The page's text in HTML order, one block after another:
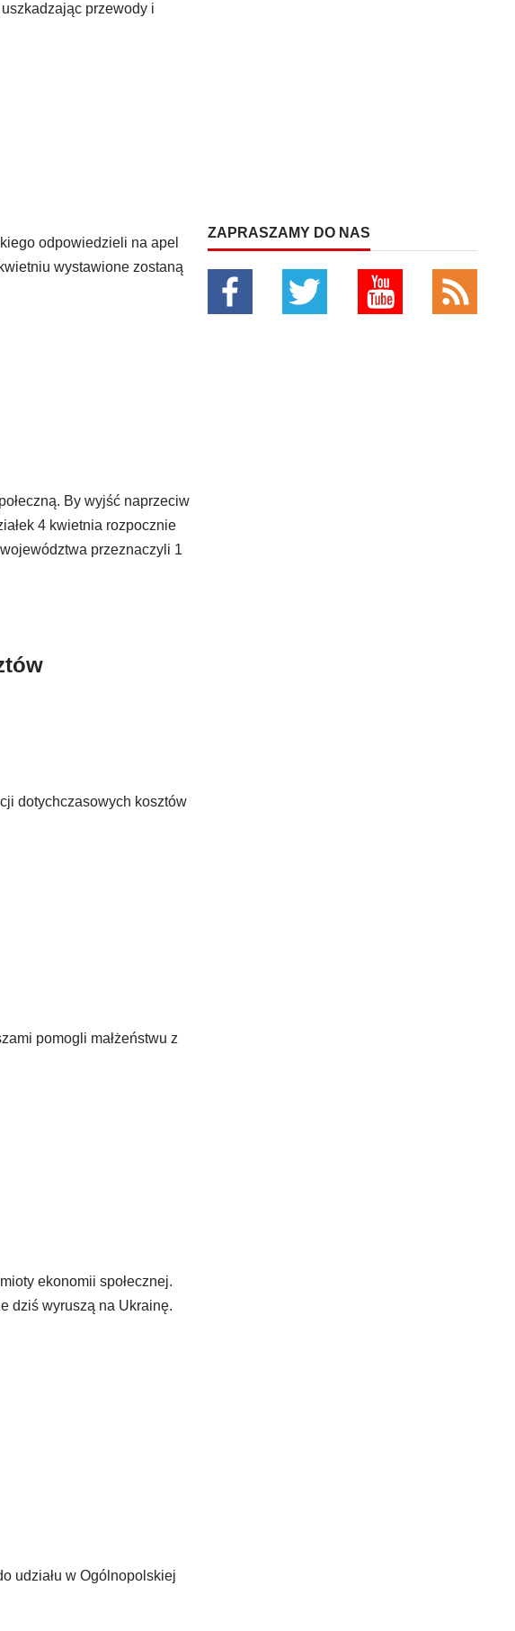
uszkadzając przewody i
odpowiedzieli na apel
wystawione zostaną
By wyjść naprzeciw
4 kwietnia rozpocznie
przeznaczyli 1
dotychczasowych kosztów
pomogli małżeństwu z
ekonomii społecznej.
dziś wyruszą na Ukrainę.
udziału w Ogólnopolskiej
ZAPRASZAMY DO NAS